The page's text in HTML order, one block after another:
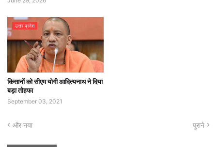
उत्तर प्रदेश
किसानों को सीएम योगी आदित्यनाथ ने दिया
बड़ा तोहफा
September 03, 2021
और नया पुराने